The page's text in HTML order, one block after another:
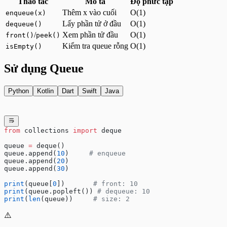
Bài tập Modules - Nâng cao
Bài tập Sử dụng hàm print()
enqueue(x) Thêm x vào cuối O(1)
dequeue() Lấy phần tử ở đầu O(1)
front() /peek() Xem phần tử đầu O(1)
isEmpty() Kiểm tra queue rỗng O(1)
Sử dụng Queue
Python Kotlin Dart Swift Java
from collections import deque
queue = deque()
queue.append( 10 ) # enqueue
queue.append( 20 )
queue.append( 30 )
print (queue[ 0 ]) # front: 10
print (queue.popleft()) # dequeue: 10
print ( len (queue)) # size: 2
⚠️